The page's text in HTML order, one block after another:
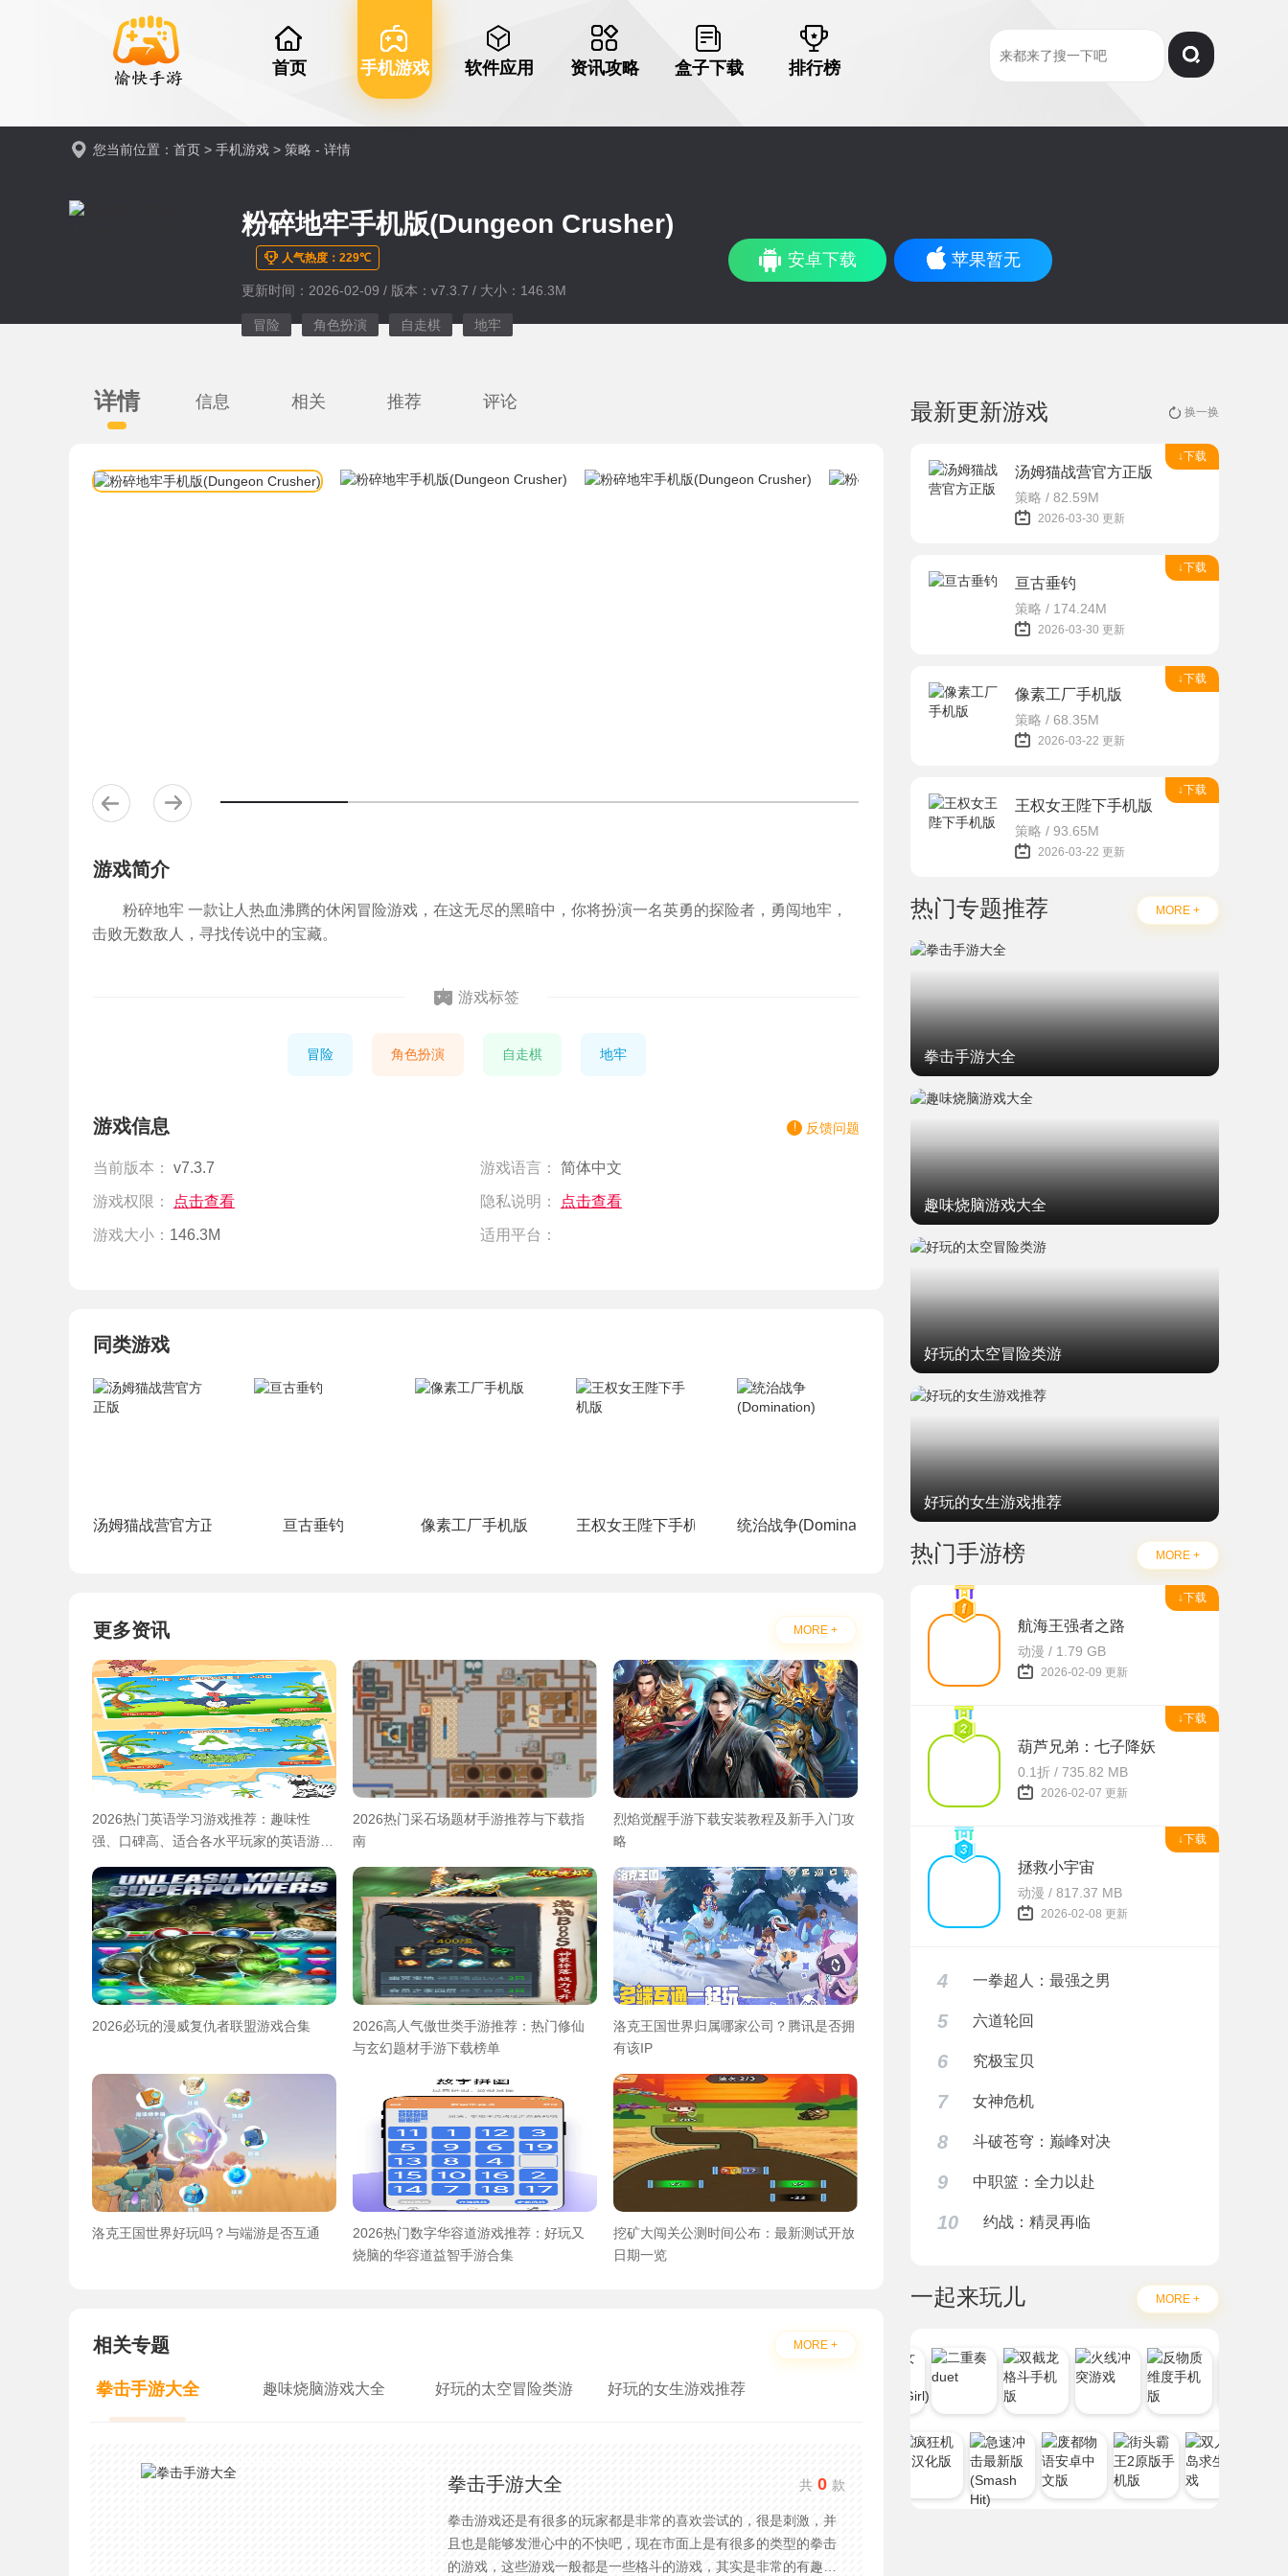
首页 手机游戏 软件应用 资讯攻略 盒子下载 排行榜
您当前位置： 首页 > 手机游戏 > 策略 - 详情
粉碎地牢手机版(Dungeon Crusher)
人气热度：229℃
更新时间：2026-02-09 / 版本：v7.3.7 / 大小：146.3M
冒险 角色扮演 自走棋 地牢
安卓下载 苹果暂无
详情 信息 相关 推荐 评论
游戏简介
粉碎地牢 一款让人热血沸腾的休闲冒险游戏，在这无尽的黑暗中，你将扮演一名英勇的探险者，勇闯地牢，
击败无数敌人，寻找传说中的宝藏。
游戏标签
冒险 角色扮演 自走棋 地牢
游戏信息 反馈问题
当前版本： v7.3.7 游戏语言： 简体中文
游戏权限： 点击查看 隐私说明： 点击查看
游戏大小： 146.3M 适用平台：
同类游戏
汤姆猫战营官方正版 亘古垂钓 像素工厂手机版 王权女王陛下手机版 统治战争(Domination)
更多资讯 MORE +
2026热门英语学习游戏推荐：趣味性
强、口碑高、适合各水平玩家的英语游戏
2026热门采石场题材手游推荐与下载指
南
烈焰觉醒手游下载安装教程及新手入门攻
略
2026必玩的漫威复仇者联盟游戏合集
2026高人气傲世类手游推荐：热门修仙
与玄幻题材手游下载榜单
洛克王国世界归属哪家公司？腾讯是否拥
有该IP
洛克王国世界好玩吗？与端游是否互通
2026热门数字华容道游戏推荐：好玩又
烧脑的华容道益智手游合集
挖矿大闯关公测时间公布：最新测试开放
日期一览
相关专题 MORE +
拳击手游大全 趣味烧脑游戏大全 好玩的太空冒险类游 好玩的女生游戏推荐
拳击手游大全 共0 款
拳击游戏还是有很多的玩家都是非常的喜欢尝试的，很是刺激，并
且也是能够发泄心中的不快吧，现在市面上是有很多的类型的拳击
的游戏，这些游戏一般都是一些格斗的游戏，其实是非常的有趣，
最新更新游戏 换一换
↓下载
汤姆猫战营官方正版
策略 / 82.59M
2026-03-30 更新
↓下载
亘古垂钓
策略 / 174.24M
2026-03-30 更新
↓下载
像素工厂手机版
策略 / 68.35M
2026-03-22 更新
↓下载
王权女王陛下手机版
策略 / 93.65M
2026-03-22 更新
热门专题推荐 MORE +
拳击手游大全
趣味烧脑游戏大全
好玩的太空冒险类游
好玩的女生游戏推荐
热门手游榜 MORE +
↓下载
航海王强者之路
动漫 / 1.79 GB
2026-02-09 更新
↓下载
葫芦兄弟：七子降妖
0.1折 / 735.82 MB
2026-02-07 更新
↓下载
拯救小宇宙
动漫 / 817.37 MB
2026-02-08 更新
4 一拳超人：最强之男
5 六道轮回
6 究极宝贝
7 女神危机
8 斗破苍穹：巅峰对决
9 中职篮：全力以赴
10 约战：精灵再临
一起来玩儿 MORE +